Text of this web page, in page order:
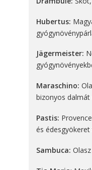
Hubertus:
Jägermeister:
Maraschino:
bizonyos
Pastis:
és
Sambuca: